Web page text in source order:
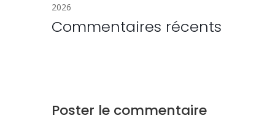
2026
Commentaires récents
Poster le commentaire